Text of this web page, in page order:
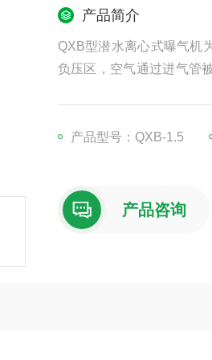
产品简介
QXB型潜水离心式曝气机
负压区，空气通过进气管
产品型号：QXB-1.5
产品咨询